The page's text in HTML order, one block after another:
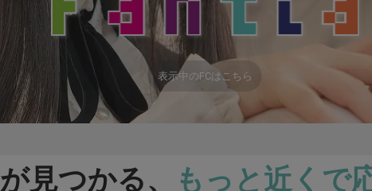
表示中のFCはこちら
が見つかる、 もっと近くで